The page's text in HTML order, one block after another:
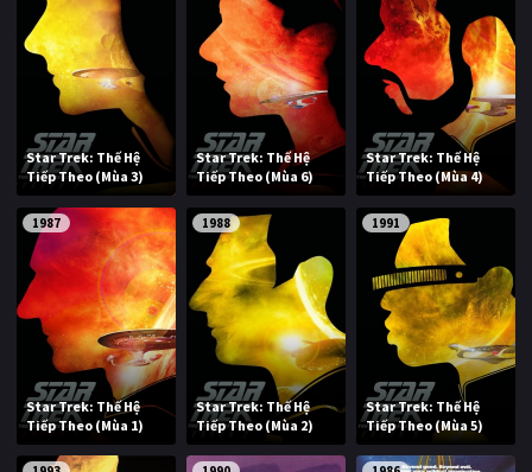
Star Trek: Thế Hệ
Tiếp Theo (Mùa 3)
Star Trek: Thế Hệ
Tiếp Theo (Mùa 6)
Star Trek: Thế Hệ
Tiếp Theo (Mùa 4)
1987
Star Trek: Thế Hệ
Tiếp Theo (Mùa 1)
1988
Star Trek: Thế Hệ
Tiếp Theo (Mùa 2)
1991
Star Trek: Thế Hệ
Tiếp Theo (Mùa 5)